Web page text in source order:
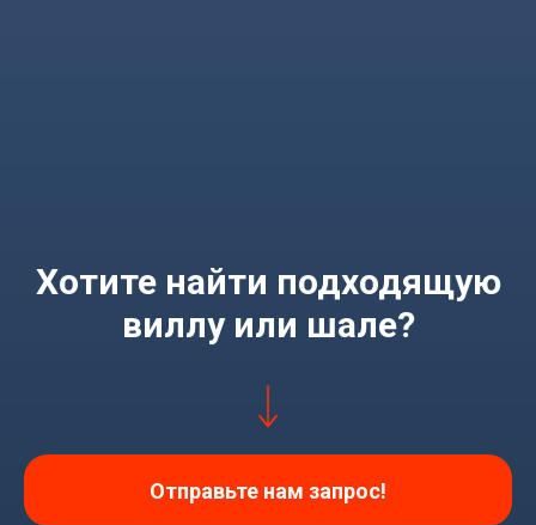
Хотите найти подходящую
виллу или шале?
Отправьте нам запрос!